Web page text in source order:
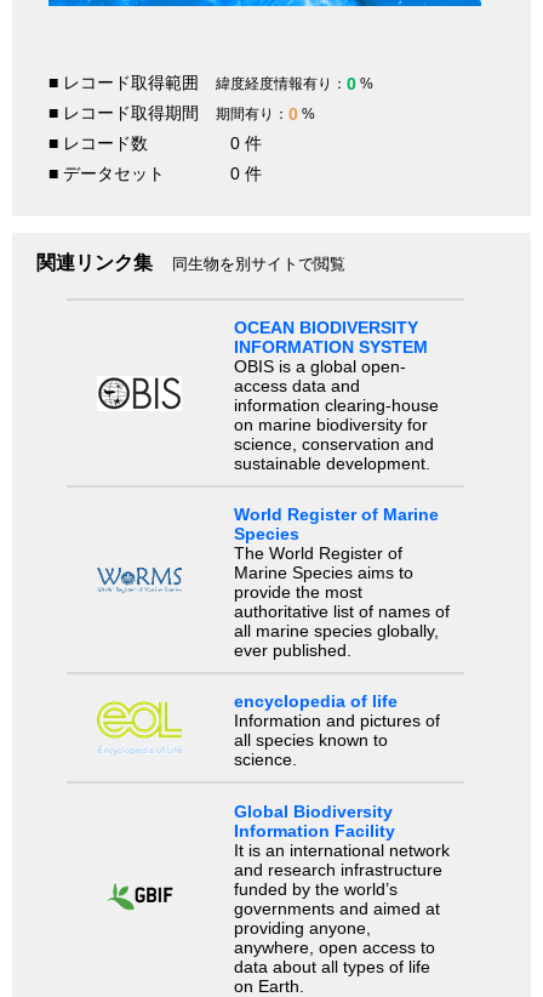
■ レコード取得範囲 緯度経度情報有り： 0 %
■ レコード取得期間 期間有り： 0 %
■ レコード数
0 件
■ データセット
0 件
関連リンク集 同生物を別サイトで閲覧
OCEAN BIODIVERSITY
INFORMATION SYSTEM
OBIS is a global open-
access data and
information clearing-house
on marine biodiversity for
science, conservation and
sustainable development.
World Register of Marine
Species
The World Register of
Marine Species aims to
provide the most
authoritative list of names of
all marine species globally,
ever published.
encyclopedia of life
Information and pictures of
all species known to
science.
Global Biodiversity
Information Facility
It is an international network
and research infrastructure
funded by the world’s
governments and aimed at
providing anyone,
anywhere, open access to
data about all types of life
on Earth.